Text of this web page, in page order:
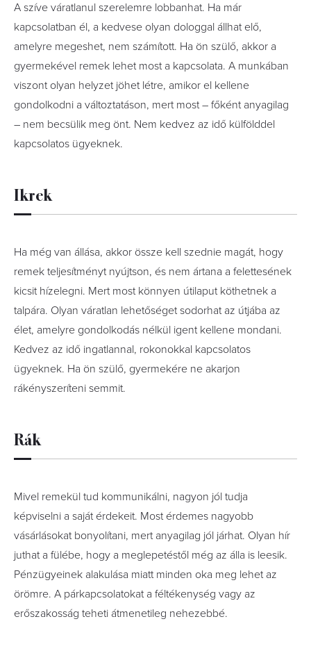
A szíve váratlanul szerelemre lobbanhat. Ha már
kapcsolatban él, a kedvese olyan dologgal állhat elő,
amelyre megeshet, nem számított. Ha ön szülő, akkor a
gyermekével remek lehet most a kapcsolata. A munkában
viszont olyan helyzet jöhet létre, amikor el kellene
gondolkodni a változtatáson, mert most – főként anyagilag
– nem becsülik meg önt. Nem kedvez az idő külfölddel
kapcsolatos ügyeknek.
Ikrek
Ha még van állása, akkor össze kell szednie magát, hogy
remek teljesítményt nyújtson, és nem ártana a felettesének
kicsit hízelegni. Mert most könnyen útilaput köthetnek a
talpára. Olyan váratlan lehetőséget sodorhat az útjába az
élet, amelyre gondolkodás nélkül igent kellene mondani.
Kedvez az idő ingatlannal, rokonokkal kapcsolatos
ügyeknek. Ha ön szülő, gyermekére ne akarjon
rákényszeríteni semmit.
Rák
Mivel remekül tud kommunikálni, nagyon jól tudja
képviselni a saját érdekeit. Most érdemes nagyobb
vásárlásokat bonyolítani, mert anyagilag jól járhat. Olyan hír
juthat a fülébe, hogy a meglepetéstől még az álla is leesik.
Pénzügyeinek alakulása miatt minden oka meg lehet az
örömre. A párkapcsolatokat a féltékenység vagy az
erőszakosság teheti átmenetileg nehezebbé.